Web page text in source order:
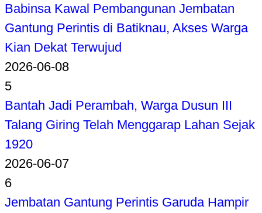
Babinsa Kawal Pembangunan Jembatan
Gantung Perintis di Batiknau, Akses Warga
Kian Dekat Terwujud
2026-06-08
5
Bantah Jadi Perambah, Warga Dusun III
Talang Giring Telah Menggarap Lahan Sejak
1920
2026-06-07
6
Jembatan Gantung Perintis Garuda Hampir